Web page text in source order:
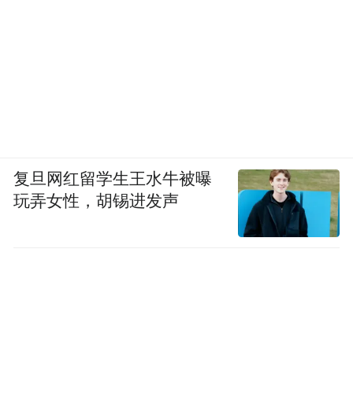
复旦网红留学生王水牛被曝
玩弄女性，胡锡进发声